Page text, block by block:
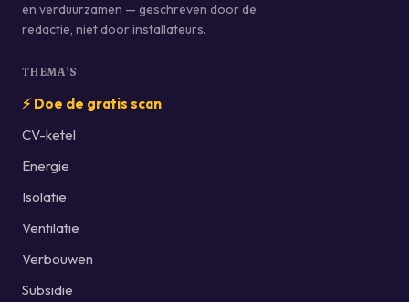
en verduurzamen — geschreven door de
redactie, niet door installateurs.
THEMA'S
⚡ Doe de gratis scan
CV-ketel
Energie
Isolatie
Ventilatie
Verbouwen
Subsidie